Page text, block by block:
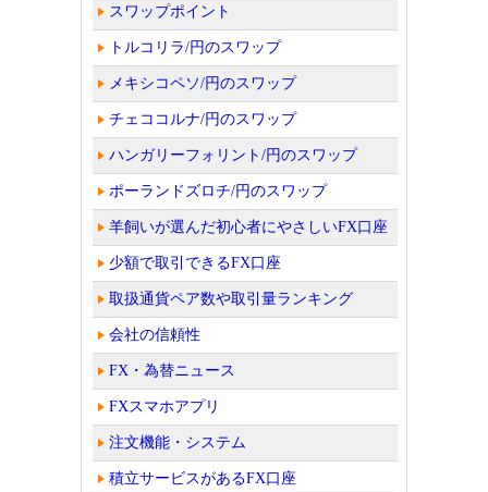
スワップポイント
トルコリラ/円のスワップ
メキシコペソ/円のスワップ
チェココルナ/円のスワップ
ハンガリーフォリント/円のスワップ
ポーランドズロチ/円のスワップ
羊飼いが選んだ初心者にやさしいFX口座
少額で取引できるFX口座
取扱通貨ペア数や取引量ランキング
会社の信頼性
FX・為替ニュース
FXスマホアプリ
注文機能・システム
積立サービスがあるFX口座